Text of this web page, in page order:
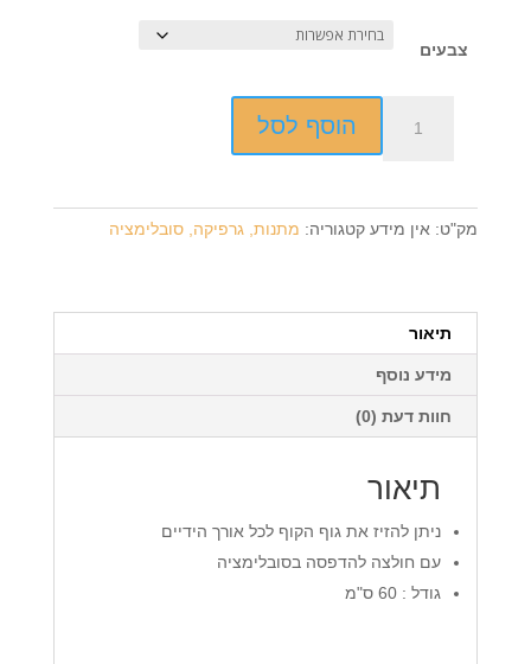
צבעים
החולצה
הוסף לסל
מק"ט: אין מידע קטגוריה: מתנות, גרפיקה, סובלימציה
תיאור
מידע נוסף
חוות דעת (0)
תיאור
ניתן להזיז את גוף הקוף לכל אורך הידיים
עם חולצה להדפסה בסובלימציה
גודל : 60 ס"מ